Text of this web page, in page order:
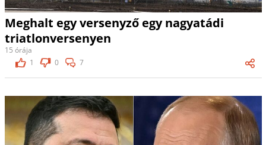
Meghalt egy versenyző egy nagyatádi
triatlonversenyen
15 órája
1
0 7